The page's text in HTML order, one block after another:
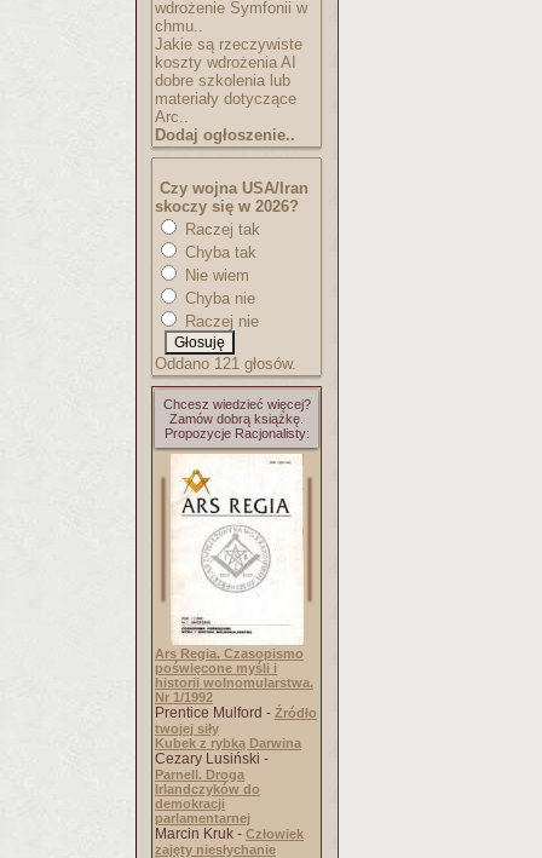
wdrożenie Symfonii w
chmu..
Jakie są rzeczywiste
koszty wdrożenia AI
dobre szkolenia lub
materiały dotyczące
Arc..
Dodaj ogłoszenie..
Czy wojna USA/Iran
skoczy się w 2026?
Raczej tak
Chyba tak
Nie wiem
Chyba nie
Raczej nie
Oddano 121 głosów.
Chcesz wiedzieć więcej?
Zamów dobrą książkę.
Propozycje Racjonalisty:
Ars Regia. Czasopismo
poświęcone myśli i
historii wolnomularstwa.
Nr 1/1992
Prentice Mulford - Źródło
twojej siły
Kubek z rybką Darwina
Cezary Lusiński -
Parnell. Droga
Irlandczyków do
demokracji
parlamentarnej
Marcin Kruk - Człowiek
zajęty niesłychanie